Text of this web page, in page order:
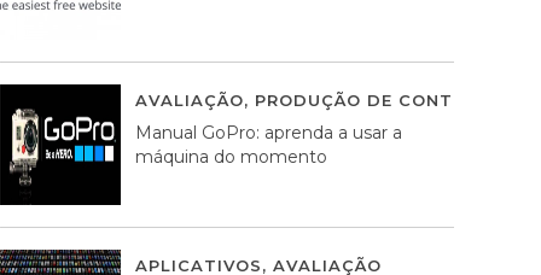
AVALIAÇÃO, PRODUÇÃO DE CONTEÚDOS
Manual GoPro: aprenda a usar a
máquina do momento
APLICATIVOS, AVALIAÇÃO